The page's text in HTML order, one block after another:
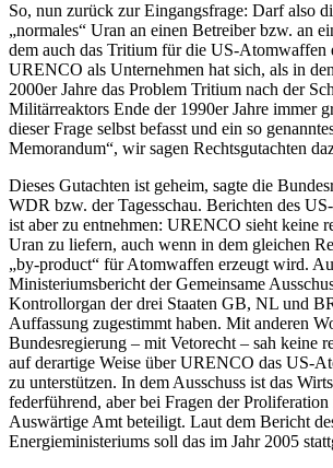
So, nun zurück zur Eingangsfrage: Darf also
„normales“ Uran an einen Betreiber bzw. an
dem auch das Tritium für die US-Atomwaffen
URENCO als Unternehmen hat sich, als in
2000er Jahre das Problem Tritium nach der
Militärreaktors Ende der 1990er Jahre immer
dieser Frage selbst befasst und ein so
Memorandum“, wir sagen Rechtsgutachten
Dieses Gutachten ist geheim, sagte die
WDR bzw. der Tagesschau. Berichten des
ist aber zu entnehmen: URENCO sieht keine
Uran zu liefern, auch wenn in dem gleichen
„by-product“ für Atomwaffen erzeugt wird.
Ministeriumsbericht der Gemeinsame
Kontrollorgan der drei Staaten GB, NL und
Auffassung zugestimmt haben. Mit anderen
Bundesregierung – mit Vetorecht – sah keine
auf derartige Weise über URENCO das US-
zu unterstützen. In dem Ausschuss ist das
federführend, aber bei Fragen der Proliferation
Auswärtige Amt beteiligt. Laut dem Bericht
Energieministeriums soll das im Jahr 2005